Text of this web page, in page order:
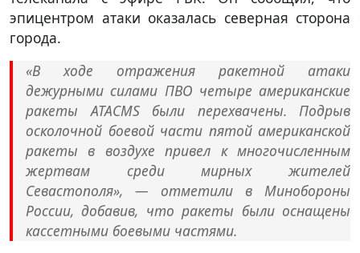
эпицентром атаки оказалась северная сторона
города.
«В ходе отражения ракетной атаки
дежурными силами ПВО четыре американские
ракеты ATACMS были перехвачены. Подрыв
осколочной боевой части пятой американской
ракеты в воздухе привел к многочисленным
жертвам среди мирных жителей
Севастополя», — отметили в Минобороны
России, добавив, что ракеты были оснащены
кассетными боевыми частями.